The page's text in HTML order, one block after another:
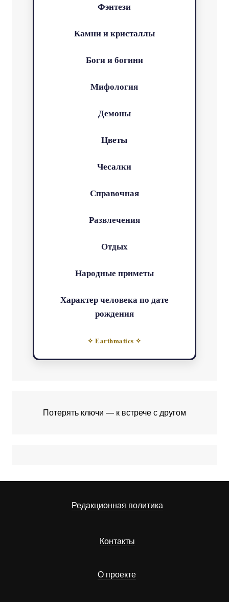
Фэнтези
Камни и кристаллы
Боги и богини
Мифология
Демоны
Цветы
Чесалки
Справочная
Развлечения
Отдых
Народные приметы
Характер человека по дате
рождения
✧ Earthmatics ✧
Потерять ключи — к встрече с другом
Редакционная политика
Контакты
О проекте